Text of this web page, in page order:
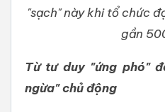
"sạch" này khi tổ chức
gần
Từ tư duy "ứng phó"
ngừa" chủ động